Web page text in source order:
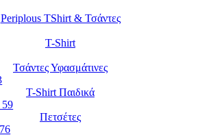
Periplous TShirt & Τσάντες
T-Shirt
Τσάντες Υφασμάτινες
T-Shirt Παιδικά
Πετσέτες